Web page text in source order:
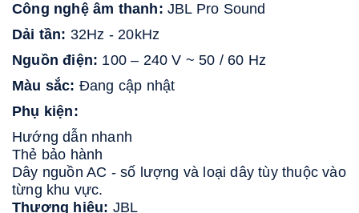
Công nghệ âm thanh: JBL Pro Sound
Dải tần: 32Hz - 20kHz
Nguồn điện: 100 – 240 V ~ 50 / 60 Hz
Màu sắc: Đang cập nhật
Phụ kiện:
Hướng dẫn nhanh
Thẻ bảo hành
Dây nguồn AC - số lượng và loại dây tùy thuộc vào
từng khu vực.
Thương hiệu: JBL